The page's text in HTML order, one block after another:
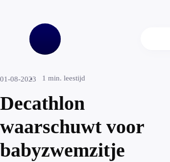
01-08-2023 1 min. leestijd
Decathlon
waarschuwt voor
babyzwemzitje